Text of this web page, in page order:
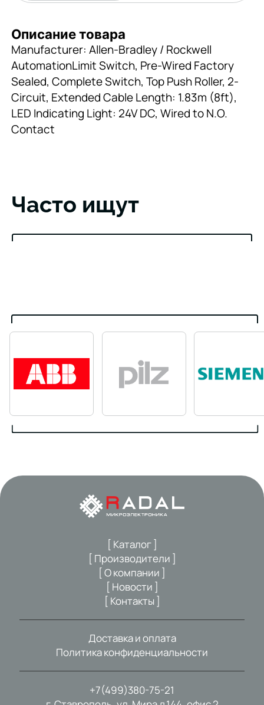
Описание товара
Manufacturer: Allen-Bradley / Rockwell
AutomationLimit Switch, Pre-Wired Factory
Sealed, Complete Switch, Top Push Roller, 2-
Circuit, Extended Cable Length: 1.83m (8ft),
LED Indicating Light: 24V DC, Wired to N.O.
Contact
Часто ищут
+7(499)380-75-21
[ Каталог ]
[ Производители ]
[ О компании ]
[ Новости ]
[ Контакты ]
Доставка и оплата
Политика конфиденциальности